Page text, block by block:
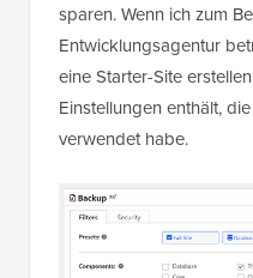
sparen. Wenn ich zum
Entwicklungsagentur
eine Starter-Site
Einstellungen enthält,
verwendet habe.